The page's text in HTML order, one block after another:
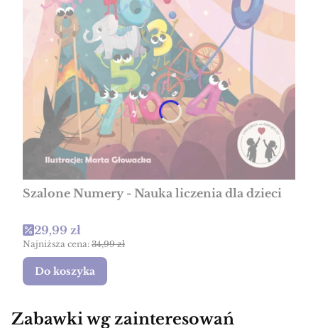
Szalone Numery - Nauka liczenia dla dzieci
Cena promocyjna
29,99 zł
Najniższa cena: 34,99 zł
Do koszyka
Zabawki wg zainteresowań